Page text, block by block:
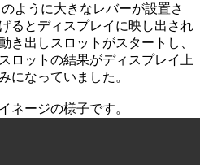
ように大きなレバーが設置さ
るとディスプレイに映し出され
き出しスロットがスタートし、
ロットの結果がディスプレイ上
になっていました。
ネージの様子です。